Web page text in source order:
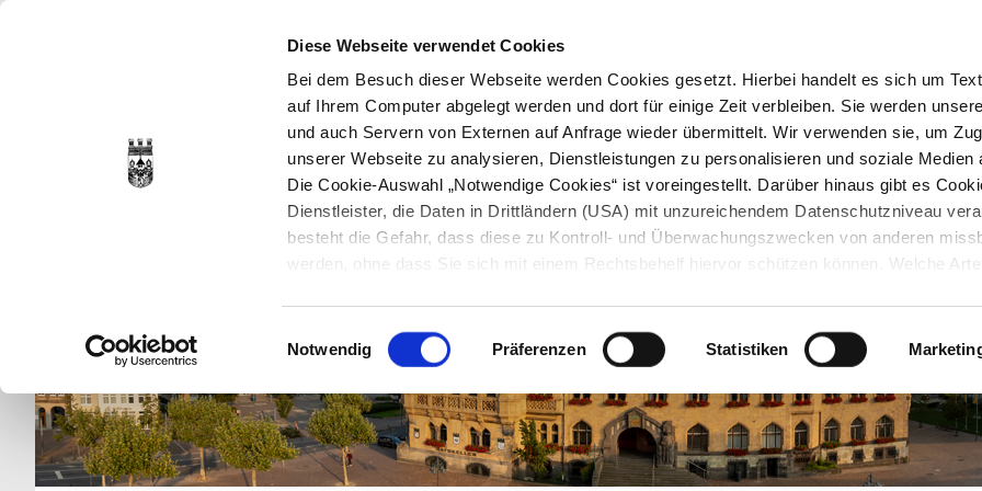
Diese Webseite verwendet Cookies
Bei dem Besuch dieser Webseite werden Cookies gesetzt. Hierbei handelt es sich um
auf Ihrem Computer abgelegt werden und dort für einige Zeit verbleiben. Sie werden
und auch Servern von Externen auf Anfrage wieder übermittelt. Wir verwenden sie, um
unserer Webseite zu analysieren, Dienstleistungen zu personalisieren und soziale Medien
Die Cookie-Auswahl „Notwendige Cookies“ ist voreingestellt. Darüber hinaus gibt es
Dienstleister, die Daten in Drittländern (USA) mit unzureichendem Datenschutzniveau
besteht die Gefahr, dass diese zu Kontroll- und Überwachungszwecken von anderen
werden, ohne dass Sie sich mit einem Rechtsbehelf hiervor schützen können. Welche
Datenschutzerklärung
entnehmen. Die von Ihnen getroffene Auswahl der gewünschten
jederzeit mit Wirkung für die Zukunft angepasst oder
werden.
Einwilligungsauswahl
Notwendig Präferenzen Statistiken
STARTSEITE